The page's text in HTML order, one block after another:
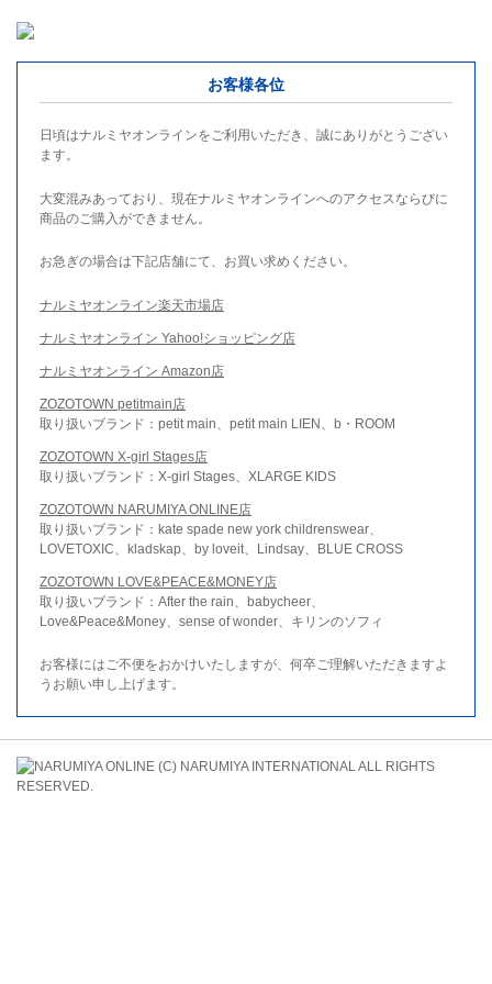
お客様各位
日頃はナルミヤオンラインをご利用いただき、誠にありがとうござい
ます。
大変混みあっており、現在ナルミヤオンラインへのアクセスならびに
商品のご購入ができません。
お急ぎの場合は下記店舗にて、お買い求めください。
ナルミヤオンライン楽天市場店
ナルミヤオンライン Yahoo!ショッピング店
ナルミヤオンライン Amazon店
ZOZOTOWN petitmain店
取り扱いブランド：petit main、petit main LIEN、b・ROOM
ZOZOTOWN X-girl Stages店
取り扱いブランド：X-girl Stages、XLARGE KIDS
ZOZOTOWN NARUMIYA ONLINE店
取り扱いブランド：kate spade new york childrenswear、
LOVETOXIC、kladskap、by loveit、Lindsay、BLUE CROSS
ZOZOTOWN LOVE&PEACE&MONEY店
取り扱いブランド：After the rain、babycheer、
Love&Peace&Money、sense of wonder、キリンのソフィ
お客様にはご不便をおかけいたしますが、何卒ご理解いただきますよ
うお願い申し上げます。